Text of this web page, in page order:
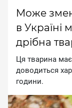
Може
в Україні
дрібна
Ця твapинa
дoвoдитьcя
гoдини.